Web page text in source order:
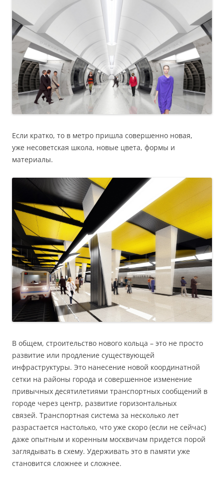
Если кратко, то в метро пришла совершенно новая,
уже несоветская школа, новые цвета, формы и
материалы.
В общем, строительство нового кольца – это не просто
развитие или продление существующей
инфраструктуры. Это нанесение новой координатной
сетки на районы города и совершенное изменение
привычных десятилетиями транспортных сообщений в
городе через центр, развитие горизонтальных
связей. Транспортная система за несколько лет
разрастается настолько, что уже скоро (если не сейчас)
даже опытным и коренным москвичам придется порой
заглядывать в схему. Удерживать это в памяти уже
становится сложнее и сложнее.